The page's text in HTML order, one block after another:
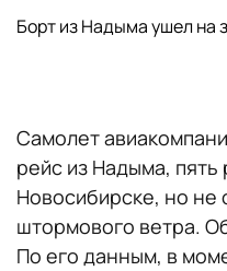
Борт из Надыма ушел на
Самолет
рейс из Надыма, пять
Новосибирске, но не
штормового ветра.
По его данным, в